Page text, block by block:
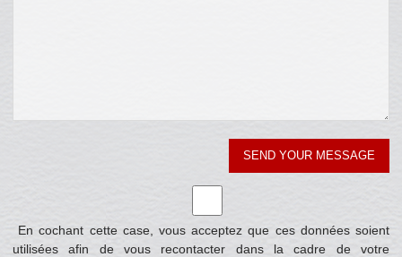
En cochant cette case, vous acceptez que ces données soient
utilisées afin de vous recontacter dans la cadre de votre